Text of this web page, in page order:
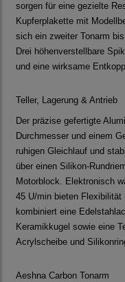
sorgen für eine gezielte
Kupferplakette mit
sich ein zweiter Tonarm
Drei höhenverstellbare
und eine wirksame
Teller, Lagerung & Antrieb
Der präzise gefertigte
Durchmesser und einem
ruhigen Gleichlauf und
über einen Silikon-
Motorblock. Elektronisch
45 U/min bieten Flexibilität
kombiniert eine
Keramikkugel sowie eine
Acrylscheibe und
Aeshna Carbon Tonarm